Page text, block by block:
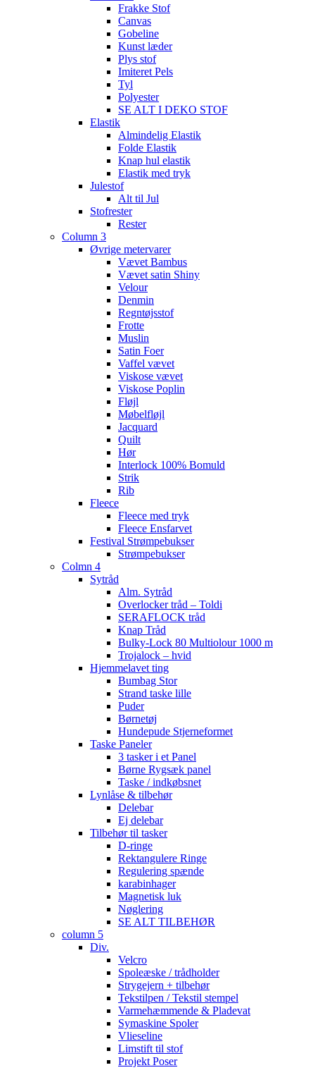
Frakke Stof
Canvas
Gobeline
Kunst læder
Plys stof
Imiteret Pels
Tyl
Polyester
SE ALT I DEKO STOF
Elastik
Almindelig Elastik
Folde Elastik
Knap hul elastik
Elastik med tryk
Julestof
Alt til Jul
Stofrester
Rester
Column 3
Øvrige metervarer
Vævet Bambus
Vævet satin Shiny
Velour
Denmin
Regntøjsstof
Frotte
Muslin
Satin Foer
Vaffel vævet
Viskose vævet
Viskose Poplin
Fløjl
Møbelfløjl
Jacquard
Quilt
Hør
Interlock 100% Bomuld
Strik
Rib
Fleece
Fleece med tryk
Fleece Ensfarvet
Festival Strømpebukser
Strømpebukser
Colmn 4
Sytråd
Alm. Sytråd
Overlocker tråd – Toldi
SERAFLOCK tråd
Knap Tråd
Bulky-Lock 80 Multiolour 1000 m
Trojalock – hvid
Hjemmelavet ting
Bumbag Stor
Strand taske lille
Puder
Børnetøj
Hundepude Stjerneformet
Taske Paneler
3 tasker i et Panel
Børne Rygsæk panel
Taske / indkøbsnet
Lynlåse & tilbehør
Delebar
Ej delebar
Tilbehør til tasker
D-ringe
Rektangulere Ringe
Regulering spænde
karabinhager
Magnetisk luk
Nøglering
SE ALT TILBEHØR
column 5
Div.
Velcro
Spoleæske / trådholder
Strygejern + tilbehør
Tekstilpen / Tekstil stempel
Varmehæmmende & Pladevat
Symaskine Spoler
Vlieseline
Limstift til stof
Projekt Poser